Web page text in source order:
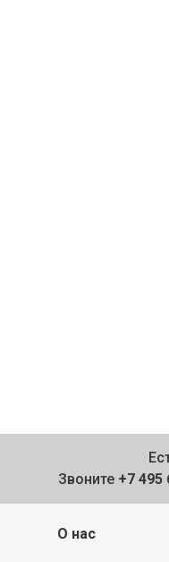
Звоните +7 495
О нас